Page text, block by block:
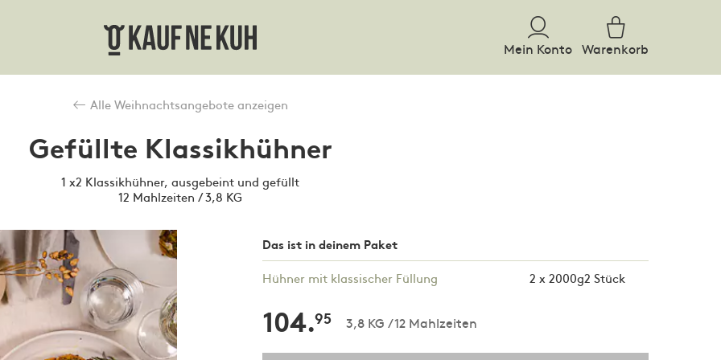
Mein Konto Warenkorb
Alle Weihnachtsangebote anzeigen
Gefüllte Klassikhühner
1 x2 Klassikhühner, ausgebeint und gefüllt
12 Mahlzeiten / 3,8 KG
Das ist in deinem Paket
Hühner mit klassischer Füllung 2 x 2000g2 Stück
104.95 3,8 KG / 12 Mahlzeiten